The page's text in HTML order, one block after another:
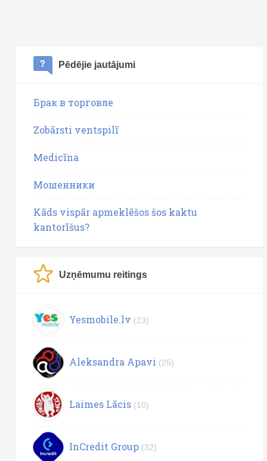
Pēdējie jautājumi
Брак в торговле
Zobārsti ventspilī
Medicīna
Мошенники
Kāds vispār apmeklēšos šos kaktu
kantorīšus?
Uzņēmumu reitings
Yesmobile.lv (23)
Aleksandra Apavi (25)
Laimes Lācis (10)
InCredit Group (32)